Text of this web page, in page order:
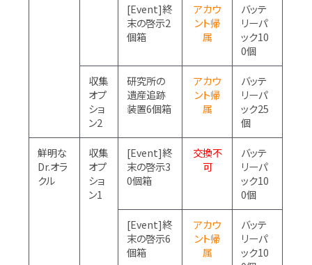
[Event]終
末の啓示2
個箱
アカウ
ント帰
属
バッテ
リーパ
ック10
0個
収集
オプ
ショ
ン2
研究所の
遺産追跡
装置6個箱
アカウ
ント帰
属
バッテ
リーパ
ック25
個
鮮明な
Dr.オラ
クル
収集
オプ
ショ
ン1
[Event]終
末の啓示3
0個箱
交換不
可
バッテ
リーパ
ック10
0個
[Event]終
末の啓示6
個箱
アカウ
ント帰
属
バッテ
リーパ
ック10